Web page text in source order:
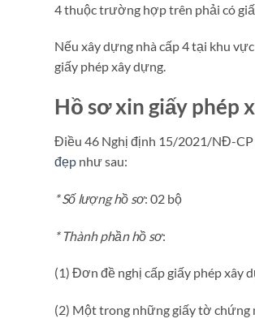
4 thuộc trường hợp trên phải có
Nếu xây dựng nhà cấp 4 tại khu
giấy phép xây dựng.
Hồ sơ xin giấy phép
Điều 46 Nghị định 15/2021/NĐ-CP
đẹp như sau:
* Số lượng hồ sơ: 02 bộ
* Thành phần hồ sơ:
(1) Đơn đề nghị cấp giấy phép xây
(2) Một trong những giấy tờ chứng